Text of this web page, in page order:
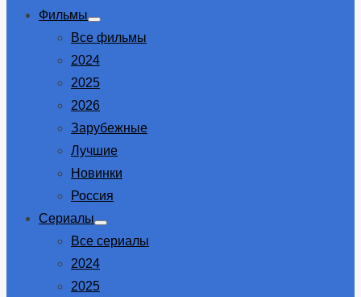
Фильмы
Show
sub
Все фильмы
2024
2025
2026
Зарубежные
Лучшие
Новинки
Россия
Сериалы
Show
sub
Все сериалы
2024
2025